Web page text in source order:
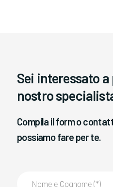
Sei interessato
nostro
Compila il form o
possiamo fare per te.